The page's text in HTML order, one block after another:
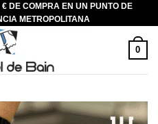
DE COMPRA EN UN PUNTO DE
METROPOLITANA
0